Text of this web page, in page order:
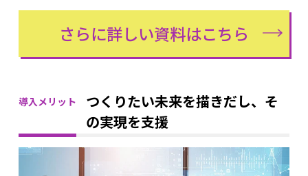
さらに詳しい資料はこちら
導入メリット
つくりたい未来を描きだし、そ
の実現を支援